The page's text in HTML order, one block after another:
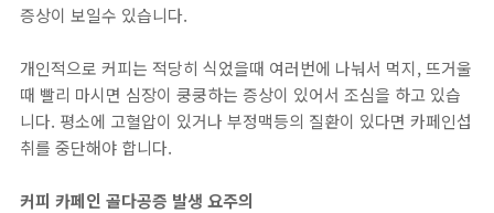
증상이 보일수 있습니다.
개인적으로 커피는 적당히 식었을때 여러번에 나눠서 먹지, 뜨거울
때 빨리 마시면 심장이 쿵쿵하는 증상이 있어서 조심을 하고 있습
니다. 평소에 고혈압이 있거나 부정맥등의 질환이 있다면 카페인섭
취를 중단해야 합니다.
커피 카페인 골다공증 발생 요주의